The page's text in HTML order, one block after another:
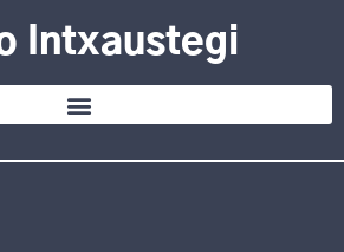
Intxaustegi